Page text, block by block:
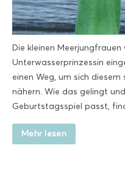
Die kleinen
Unterwasserprinzessin
einen Weg, um sich
nähern. Wie das gelingt
Geburtstagsspiel passt,
Mehr lesen